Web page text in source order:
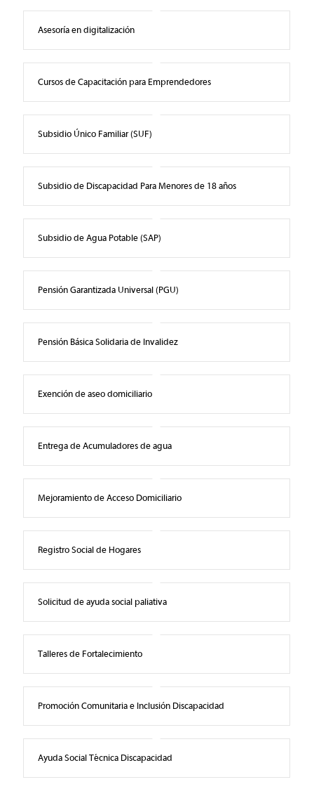
Asesoría en digitalización
Cursos de Capacitación para Emprendedores
Subsidio Único Familiar (SUF)
Subsidio de Discapacidad Para Menores de 18 años
Subsidio de Agua Potable (SAP)
Pensión Garantizada Universal (PGU)
Pensión Básica Solidaria de Invalidez
Exención de aseo domiciliario
Entrega de Acumuladores de agua
Mejoramiento de Acceso Domiciliario
Registro Social de Hogares
Solicitud de ayuda social paliativa
Talleres de Fortalecimiento
Promoción Comunitaria e Inclusión Discapacidad
Ayuda Social Técnica Discapacidad